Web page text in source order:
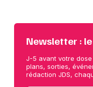
Newsletter :
J-5 avant votre
plans, sorties,
rédaction JDS,